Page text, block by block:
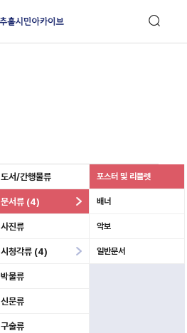
도서/간행물류
문서류 (4)
포스터 및 리플렛
배너
악보
일반문서
사진류
시청각류 (4)
박물류
신문류
구술류